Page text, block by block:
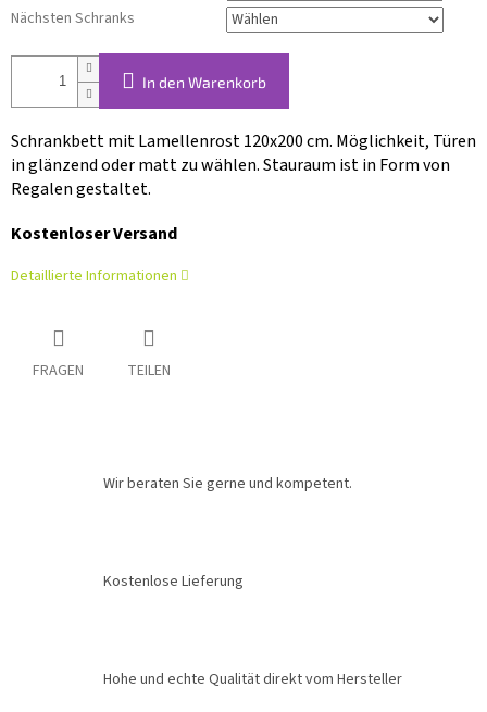
Nächsten Schranks
In den Warenkorb
Schrankbett mit Lamellenrost 120x200 cm. Möglichkeit, Türen
in glänzend oder matt zu wählen. Stauraum ist in Form von
Regalen gestaltet.
Kostenloser Versand
Detaillierte Informationen
FRAGEN TEILEN
Wir beraten Sie gerne und kompetent.
Kostenlose Lieferung
Hohe und echte Qualität direkt vom Hersteller